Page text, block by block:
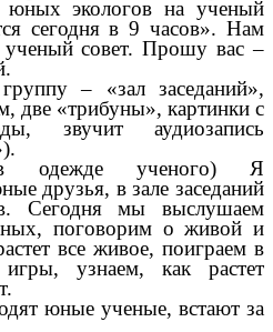
юных экологов на ученый
сегодня в 9 часов». Нам
совет. Прошу вас –
– «зал заседаний»,
две «трибуны», картинки с
звучит аудиозапись
(в одежде ученого) Я
друзья, в зале заседаний
Сегодня мы выслушаем
поговорим о живой и
все живое, поиграем в
игры, узнаем, как растет
юные ученые, встают за